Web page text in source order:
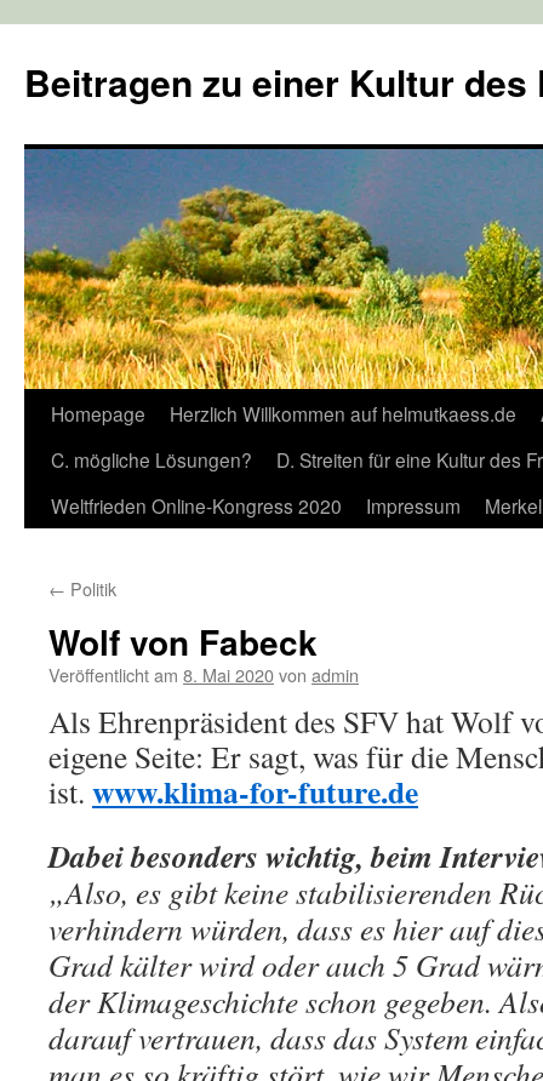
springen
Beitragen zu einer Kultur des
Homepage Herzlich Willkommen auf helmutkaess.de
C. mögliche Lösungen?
D. Streiten für eine Kultur des
Weltfrieden Online-Kongress 2020
Impressum
← Politik
Wolf von Fabeck
Veröffentlicht am 8. Mai 2020von admin
Als Ehrenpräsident des SFV hat Wolf
eigene Seite: Er sagt, was für die
ist. www.klima-for-future.de
Dabei besonders wichtig, beim
„Also, es gibt keine stabilisierenden
verhindern würden, dass es hier auf
Grad kälter wird oder auch 5 Grad
der Klimageschichte schon gegeben.
darauf vertrauen, dass das System